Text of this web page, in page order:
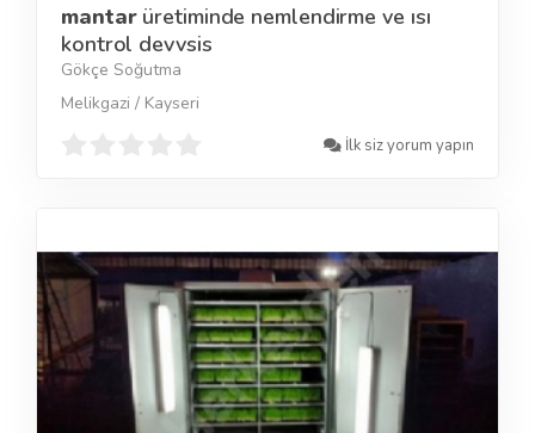
mantarüretiminde nemlendirme ve ısı
kontrol devvsis
Gökçe Soğutma
Melikgazi / Kayseri
İlk siz yorum yapın